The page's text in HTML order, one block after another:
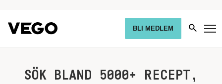
BLI MEDLEM
SÖK BLAND 5000+ RECEPT,